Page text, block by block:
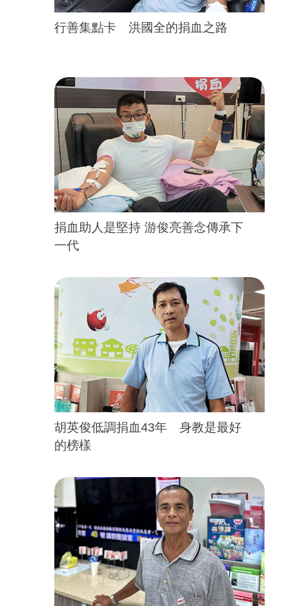
行善集點卡 洪國全的捐血之路
捐血助人是堅持 游俊亮善念傳承下
一代
胡英俊低調捐血43年 身教是最好
的榜樣